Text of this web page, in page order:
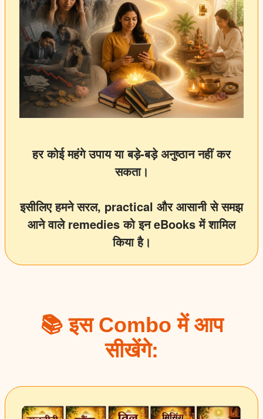
हर कोई महंगे उपाय या बड़े-बड़े अनुष्ठान नहीं कर
सकता।
इसीलिए हमने सरल, practical और आसानी से समझ
आने वाले remedies को इन eBooks में शामिल
किया है।
📚 इस Combo में आप
सीखेंगे: